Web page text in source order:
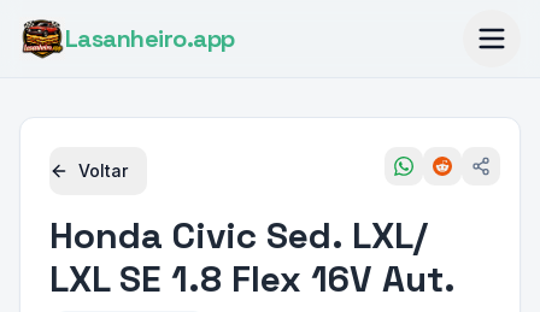
Lasanheiro.app
Voltar
Honda Civic Sed. LXL/
LXL SE 1.8 Flex 16V Aut.